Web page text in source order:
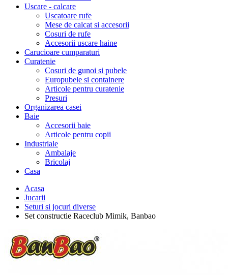
Uscare - calcare
Uscatoare rufe
Mese de calcat si accesorii
Cosuri de rufe
Accesorii uscare haine
Carucioare cumparaturi
Curatenie
Cosuri de gunoi si pubele
Europubele si containere
Articole pentru curatenie
Presuri
Organizarea casei
Baie
Accesorii baie
Articole pentru copii
Industriale
Ambalaje
Bricolaj
Casa
Acasa
Jucarii
Seturi si jocuri diverse
Set constructie Raceclub Mimik, Banbao